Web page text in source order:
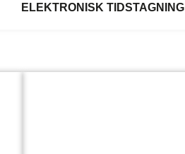
ELEKTRONISK TIDSTAGNING